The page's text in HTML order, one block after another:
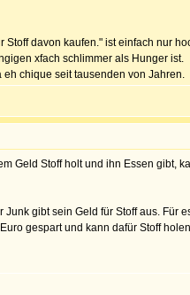
Stoff davon kaufen." ist einfach nur
xfach schlimmer als Hunger ist.
chique seit tausenden von Jahren.
Geld Stoff holt und ihn Essen gibt,
gibt sein Geld für Stoff aus.
gespart und kann dafür Stoff